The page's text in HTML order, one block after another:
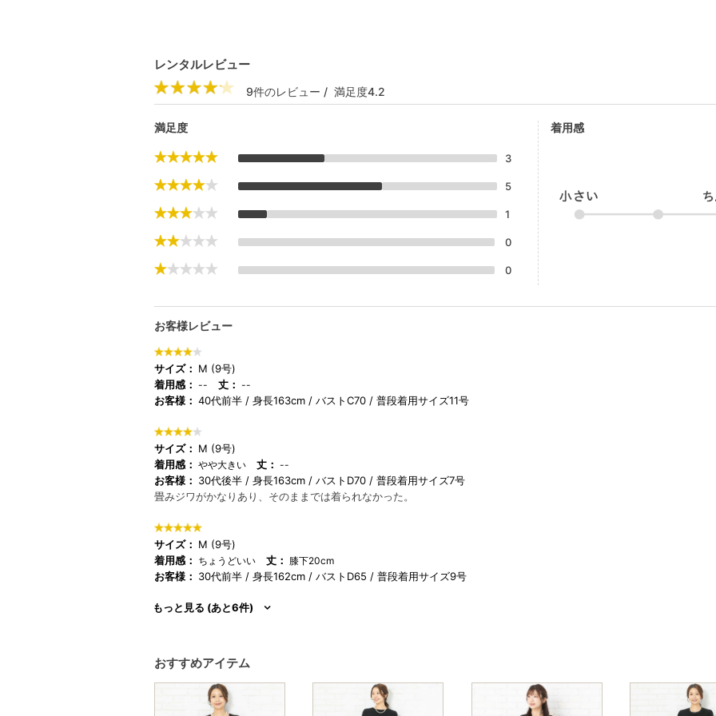
レンタルレビュー
9件のレビュー / 満足度4.2
満足度
3
5
1
0
0
着用感
お客様レビュー
サイズ： M (9号)
着用感： -- 丈： --
お客様： 40代前半 身長163cm バストC70 普段着用サイズ11号
サイズ： M (9号)
着用感： やや大きい 丈： --
お客様： 30代後半 身長163cm バストD70
普段着用サイズ7号
畳みジワがかなりあり、そのままでは着られなかった。
サイズ： M (9号)
着用感： ちょうどいい 丈： 膝下20cm
お客様： 30代前半 身長162cm バストD65 普段着用サイズ9号
もっと見る (あと6件)
おすすめアイテム